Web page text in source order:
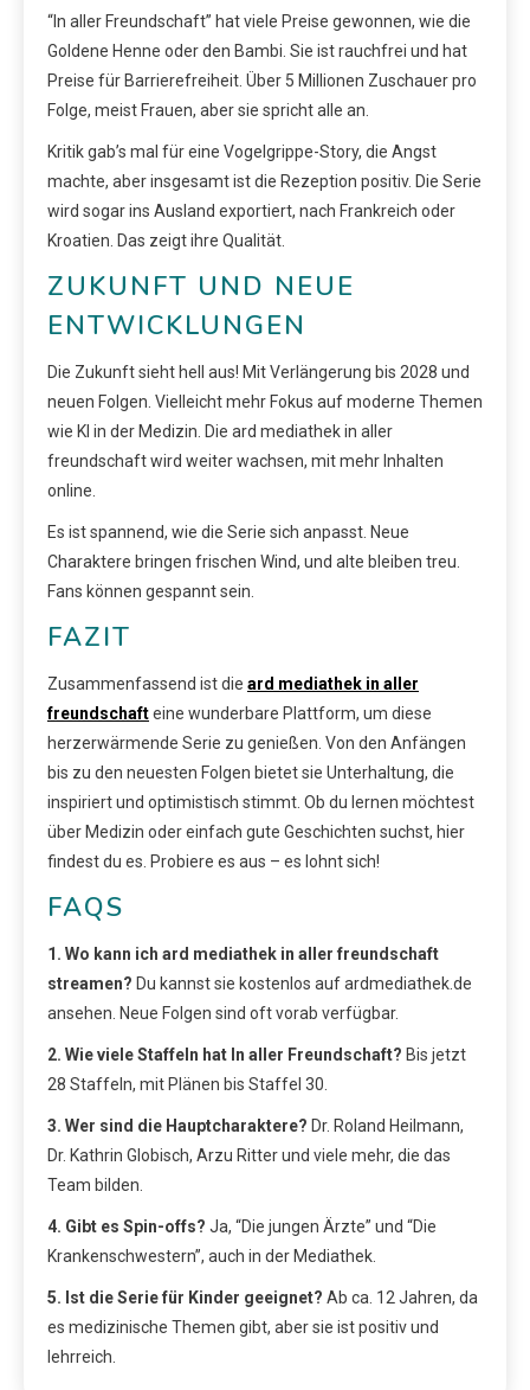
“In aller Freundschaft” hat viele Preise gewonnen, wie die
Goldene Henne oder den Bambi. Sie ist rauchfrei und hat
Preise für Barrierefreiheit. Über 5 Millionen Zuschauer pro
Folge, meist Frauen, aber sie spricht alle an.
Kritik gab’s mal für eine Vogelgrippe-Story, die Angst
machte, aber insgesamt ist die Rezeption positiv. Die Serie
wird sogar ins Ausland exportiert, nach Frankreich oder
Kroatien. Das zeigt ihre Qualität.
ZUKUNFT UND NEUE
ENTWICKLUNGEN
Die Zukunft sieht hell aus! Mit Verlängerung bis 2028 und
neuen Folgen. Vielleicht mehr Fokus auf moderne Themen
wie KI in der Medizin. Die ard mediathek in aller
freundschaft wird weiter wachsen, mit mehr Inhalten
online.
Es ist spannend, wie die Serie sich anpasst. Neue
Charaktere bringen frischen Wind, und alte bleiben treu.
Fans können gespannt sein.
FAZIT
Zusammenfassend ist die ard mediathek in aller
freundschafteine wunderbare Plattform, um diese
herzerwärmende Serie zu genießen. Von den Anfängen
bis zu den neuesten Folgen bietet sie Unterhaltung, die
inspiriert und optimistisch stimmt. Ob du lernen möchtest
über Medizin oder einfach gute Geschichten suchst, hier
findest du es. Probiere es aus – es lohnt sich!
FAQS
1. Wo kann ich ard mediathek in aller freundschaft
streamen? Du kannst sie kostenlos auf ardmediathek.de
ansehen. Neue Folgen sind oft vorab verfügbar.
2. Wie viele Staffeln hat In aller Freundschaft? Bis jetzt
28 Staffeln, mit Plänen bis Staffel 30.
3. Wer sind die Hauptcharaktere? Dr. Roland Heilmann,
Dr. Kathrin Globisch, Arzu Ritter und viele mehr, die das
Team bilden.
4. Gibt es Spin-offs? Ja, “Die jungen Ärzte” und “Die
Krankenschwestern”, auch in der Mediathek.
5. Ist die Serie für Kinder geeignet? Ab ca. 12 Jahren, da
es medizinische Themen gibt, aber sie ist positiv und
lehrreich.